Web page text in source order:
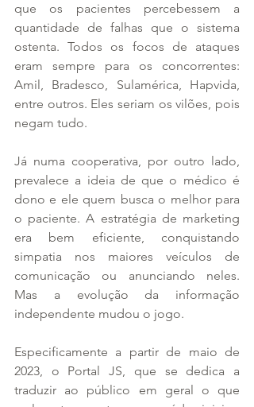
que os pacientes percebessem a
quantidade de falhas que o sistema
ostenta. Todos os focos de ataques
eram sempre para os concorrentes:
Amil, Bradesco, Sulamérica, Hapvida,
entre outros. Eles seriam os vilões, pois
negam tudo.
Já numa cooperativa, por outro lado,
prevalece a ideia de que o médico é
dono e ele quem busca o melhor para
o paciente. A estratégia de marketing
era bem eficiente, conquistando
simpatia nos maiores veículos de
comunicação ou anunciando neles.
Mas a evolução da informação
independente mudou o jogo.
Especificamente a partir de maio de
2023, o Portal JS, que se dedica a
traduzir ao público em geral o que